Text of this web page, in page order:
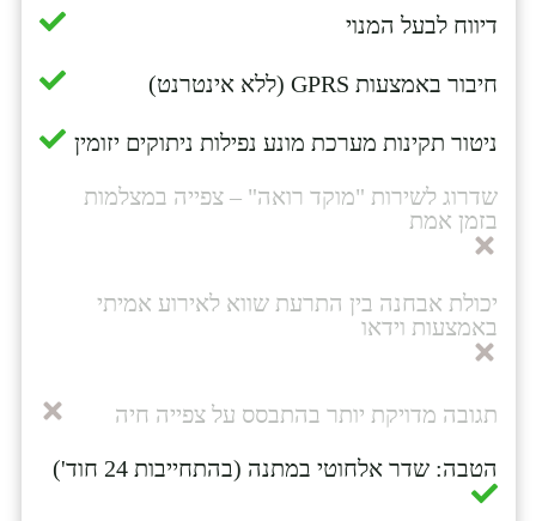
דיווח לבעל המנוי
חיבור באמצעות GPRS (ללא אינטרנט)
ניטור תקינות מערכת מונע נפילות ניתוקים יזומין
שדרוג לשירות "מוקד רואה" – צפייה במצלמות
בזמן אמת
יכולת אבחנה בין התרעת שווא לאירוע אמיתי
באמצעות וידאו
תגובה מדויקת יותר בהתבסס על צפייה חיה
הטבה: שדר אלחוטי במתנה (בהתחייבות 24 חוד')